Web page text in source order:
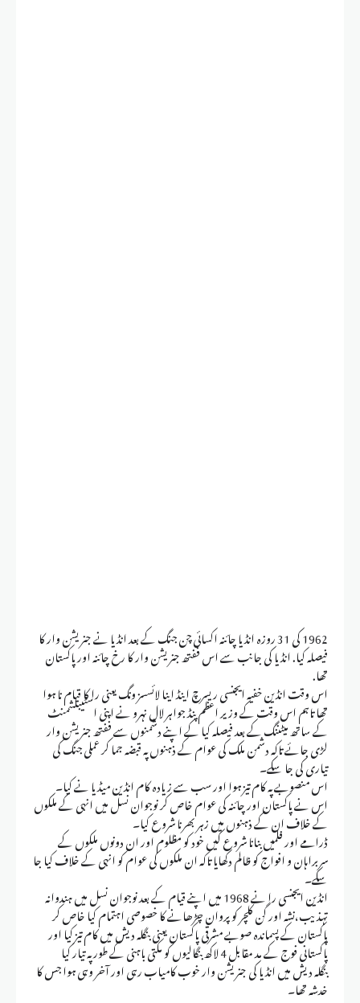
1962 کی 31 روزہ انڈیا چائنہ اکسائی چن جنگ کے بعد انڈیا نے جنریشن وار کا
فیصلہ کیا. انڈیا کی جانب سے اس ففتھ جنریشن وار کا رخ چائنہ اور پاکستان
تھا.
اس وقت انڈین خفیہ ایجنسی ریسرچ اینڈ اینا لائسسز ونگ یعنی را کا قیام نا ہوا
تھا تاہم اس وقت کے وزیر اعظم پنڈ جواہر لال نہرو نے اپنی اسٹیبلشمنٹ
کے ساتھ میٹننگ کے بعد فیصلہ کیا کے اپنے دشمنوں سے ففتھ جنریشن وار
لڑی جائے تاکہ دشمن ملک کی عوام کے ذہنوں پہ قبضہ جما کر عملی جنگ کی
تیاری کی جا سکے۔
اس منصوبے پہ کام تیز ہوا اور سب سے زیادہ کام انڈین میڈیا نے کیا۔
اس نے پاکستان اور چائنہ کی عوام خاص کر نوجوان نسل میں انہی کے ملکوں
کے خلاف ان کے ذہنوں میں زہر بھرنا شروع کیا۔
ڈرامے اور فلمیں بنانا شروع کیں خود کو مظلوم اور ان دونوں ملکوں کے
سربراہان و افواج کو ظالم دکھایا تاکہ ان ملکوں کی عوام کو انہی کے خلاف کیا جا
سکے۔
انڈین ایجنسی را نے 1968 میں اپنے قیام کے بعد نوجوان نسل میں ہندوانہ
تہذیب،نشہ اور گن کلچر کو پروان چڑھانے کا خصوصی اہتمام کیا خاص کر
پاکستان کے پسماندہ صوبے مشرقی پاکستان یعنی بنگلہ دیش میں کام تیز کیا اور
پاکستانی فوج کے مد مقابل 4 لاکھ بنگالیوں کو مکتی باہنی کے طور پہ تیار کیا
بنگلہ دیش میں انڈیا کی جنریشن وار خوب کامیاب رہی اور آخر وہی ہوا جس کا
خدشہ تھا۔